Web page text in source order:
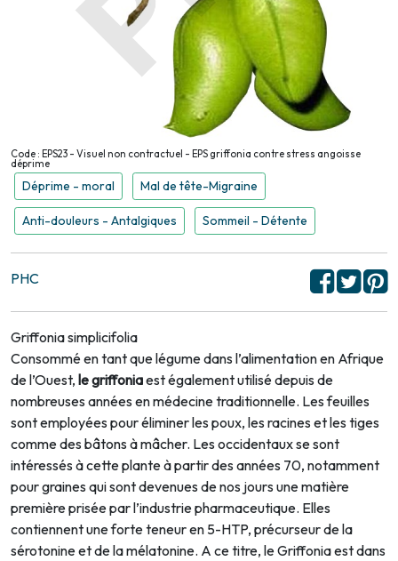
Code : EPS23 - Visuel non contractuel - EPS griffonia contre stress angoisse
déprime
Déprime - moral Mal de tête-Migraine
Anti-douleurs - Antalgiques Sommeil - Détente
PHC
Griffonia simplicifolia
Consommé en tant que légume dans l’alimentation en Afrique
de l’Ouest, le griffoniaest également utilisé depuis de
nombreuses années en médecine traditionnelle. Les feuilles
sont employées pour éliminer les poux, les racines et les tiges
comme des bâtons à mâcher. Les occidentaux se sont
intéressés à cette plante à partir des années 70, notamment
pour graines qui sont devenues de nos jours une matière
première prisée par l’industrie pharmaceutique. Elles
contiennent une forte teneur en 5-HTP, précurseur de la
sérotonine et de la mélatonine. A ce titre, le Griffonia est dans